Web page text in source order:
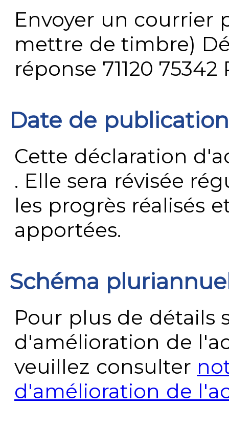
Envoyer un courrier
mettre de timbre)
réponse 71120 75342
Date de publication
Cette déclaration
. Elle sera révisée
les progrès réalisés
apportées.
Schéma
Pour plus de détails
d'amélioration de
veuillez consulter
d'amélioration de